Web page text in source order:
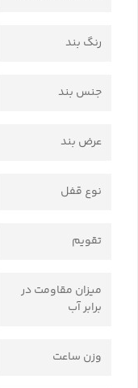
رنگ بند
جنس بند
عرض بند
نوع قفل
تقویم
میزان مقاومت در
برابر آب
وزن ساعت